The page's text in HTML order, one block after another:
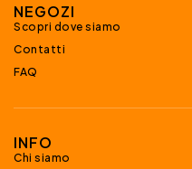
NEGOZI
Scopri dove siamo
Contatti
FAQ
INFO
Chi siamo